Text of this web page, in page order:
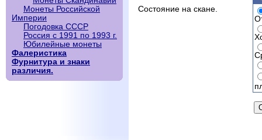
Монеты Российской
Империи
Погодовка СССР
Россия с 1991 по 1993 г.
Юбилейные монеты
Фалеристика
Фурнитура и знаки
различия.
Состояние на скане.